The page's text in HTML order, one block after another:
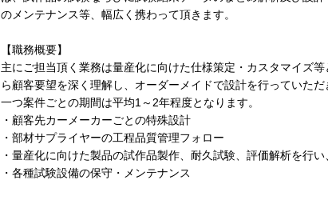
のメンテナンス等、幅広く携わって頂きます。
【職務概要】
主にご担当頂く業務は量産化に向けた仕様策定・カスタマイズ
ら顧客要望を深く理解し、オーダーメイドで設計を行っていただ
一つ案件ごとの期間は平均1～2年程度となります。
・顧客先カーメーカーごとの特殊設計
・部材サプライヤーの工程品質管理フォロー
・量産化に向けた製品の試作品製作、耐久試験、評価解析を行
・各種試験設備の保守・メンテナンス